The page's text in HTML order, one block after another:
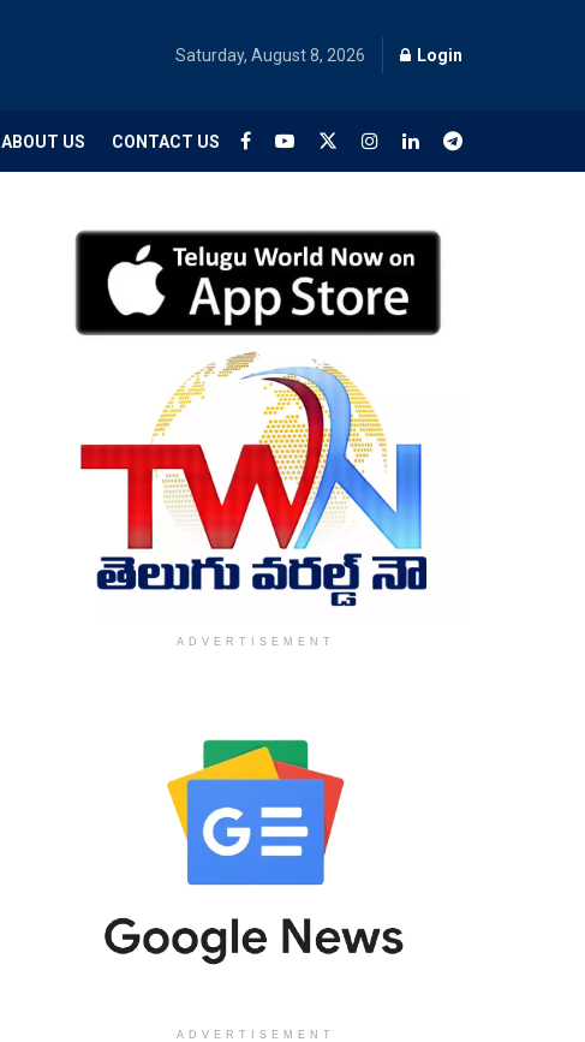
Saturday, August 8, 2026 Login
ABOUT US CONTACT US
ADVERTISEMENT
ADVERTISEMENT